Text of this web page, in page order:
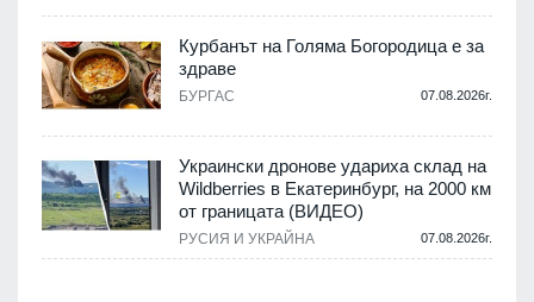
Курбанът на Голяма Богородица е за
здраве
БУРГАС 07.08.2026г.
Украински дронове удариха склад на
Wildberries в Екатеринбург, на 2000 км
от границата (ВИДЕО)
РУСИЯ И УКРАЙНА 07.08.2026г.